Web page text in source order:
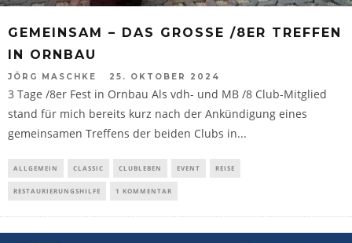
GEMEINSAM – DAS GROSSE /8ER TREFFEN I
N ORNBAU
JÖRG MASCHKE 25. OKTOBER 2024
3 Tage /8er Fest in Ornbau Als vdh- und MB /8 Club-Mitglied
stand für mich bereits kurz nach der Ankündigung eines
gemeinsamen Treffens der beiden Clubs in...
ALLGEMEIN CLASSIC CLUBLEBEN EVENT REISE
RESTAURIERUNGSHILFE 1 KOMMENTAR